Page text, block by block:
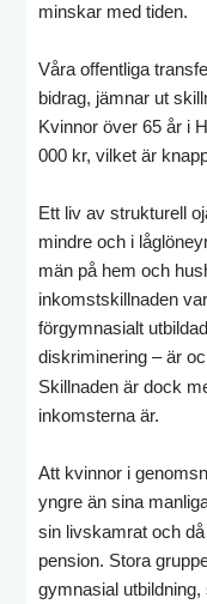
minskar med tiden.
Våra offentliga
bidrag, jämnar ut
Kvinnor över 65 år i
000 kr, vilket är
Ett liv av strukturell
mindre och i
män på hem och
inkomstskillnaden
förgymnasialt
diskriminering – är
Skillnaden är dock
inkomsterna är.
Att kvinnor i
yngre än sina
sin livskamrat och
pension. Stora
gymnasial